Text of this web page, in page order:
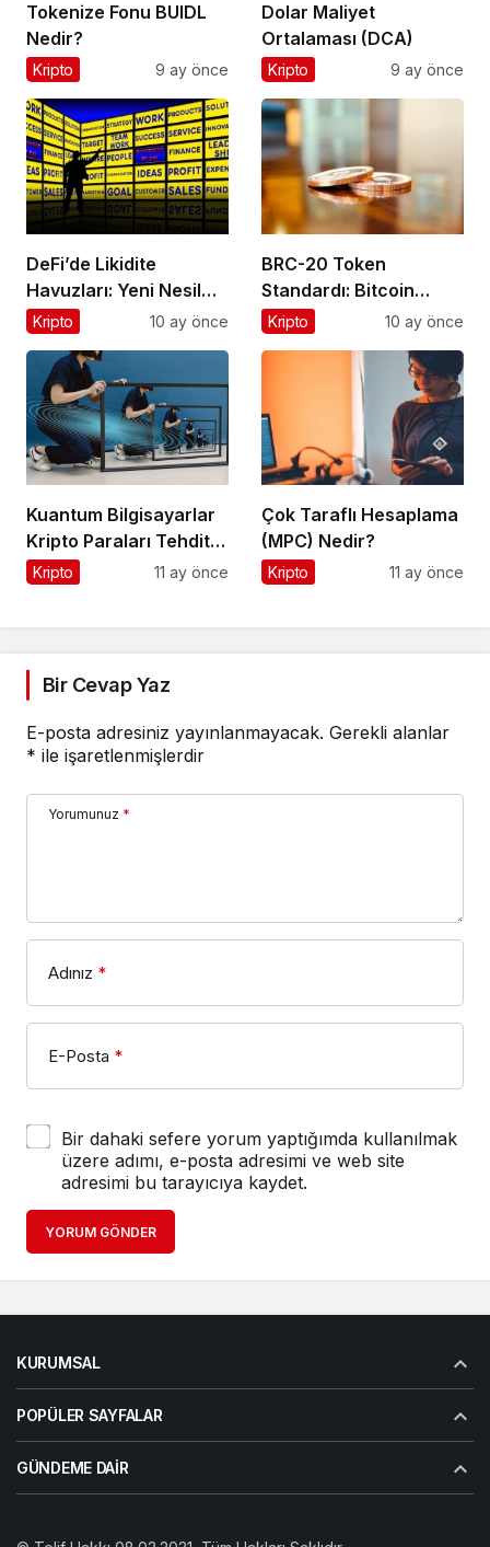
Tokenize Fonu BUIDL
Nedir?
Kripto 9 ay önce
Dolar Maliyet
Ortalaması (DCA)
Kripto 9 ay önce
DeFi’de Likidite
Havuzları: Yeni Nesil
Finansın Kalbi
Kripto 10 ay önce
BRC-20 Token
Standardı: Bitcoin
Üzerindeki Deneysel
Kripto 10 ay önce
Kuantum Bilgisayarlar
Kripto Paraları Tehdit
Eder mi?
Kripto 11 ay önce
Çok Taraflı Hesaplama
(MPC) Nedir?
Kripto 11 ay önce
Bir Cevap Yaz
E-posta adresiniz yayınlanmayacak. Gerekli alanlar
* ile işaretlenmişlerdir
Yorumunuz *
Adınız *
E-Posta *
Bir dahaki sefere yorum yaptığımda kullanılmak
üzere adımı, e-posta adresimi ve web site
adresimi bu tarayıcıya kaydet.
YORUM GÖNDER
KURUMSAL
POPÜLER SAYFALAR
GÜNDEME DAIR